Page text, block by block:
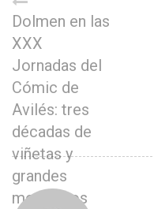
Dolmen en las
XXX
Jornadas del
Cómic de
Avilés: tres
décadas de
viñetas y
grandes
momentos